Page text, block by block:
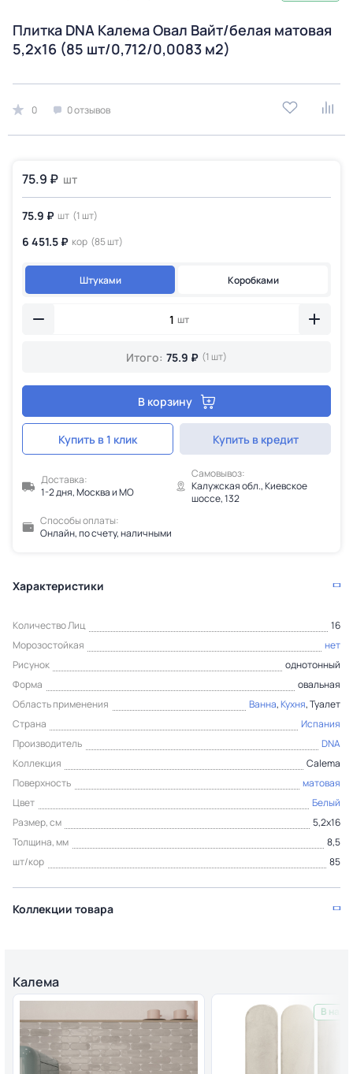
Плитка DNA Калема Овал Вайт/белая матовая
5,2х16 (85 шт/0,712/0,0083 м2)
0 0 отзывов
75.9 ₽ шт
75.9 ₽ шт (1 шт)
6 451.5 ₽ кор (85 шт)
Штуками Коробками
шт
Итого: 75.9 ₽ (1 шт)
В корзину
Купить в 1 клик Купить в кредит
Доставка:
1-2 дня, Москва и МО
Самовывоз:
Калужская обл., Киевское
шоссе, 132
Способы оплаты:
Онлайн, по счету, наличными
Характеристики
Количество Лиц
16
Морозостойкая
нет
Рисунок
однотонный
Форма
овальная
Область применения
Ванна,Кухня, Туалет
Страна
Испания
Производитель
DNA
Коллекция
Calema
Поверхность
матовая
Цвет
Белый
Размер, см
5,2x16
Толщина, мм
8,5
шт/кор
85
Коллекции товара
Калема
В